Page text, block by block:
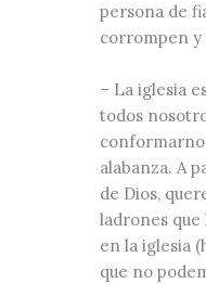
persona de
corrompen y
– La iglesia
todos
alabanza. A
de Dios,
ladrones que
en la iglesia
que no